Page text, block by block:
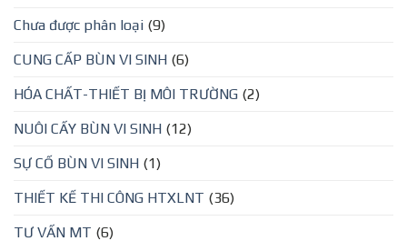
Chưa được phân loại (9)
CUNG CẤP BÙN VI SINH (6)
HÓA CHẤT-THIẾT BỊ MÔI TRƯỜNG (2)
NUÔI CẤY BÙN VI SINH (12)
SỰ CỐ BÙN VI SINH (1)
THIẾT KẾ THI CÔNG HTXLNT (36)
TƯ VẤN MT (6)